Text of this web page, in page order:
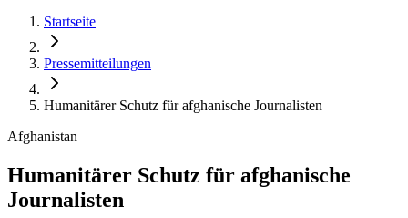
Startseite
Pressemitteilungen
Humanitärer Schutz für afghanische Journalisten
Afghanistan
Humanitärer Schutz für afghanische
Journalisten